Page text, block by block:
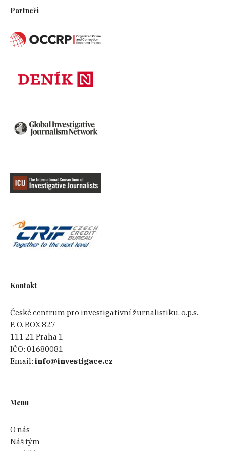
Partneři
Kontakt
České centrum pro investigativní žurnalistiku, o.p.s.
P. O. BOX 827
111 21 Praha 1
IČO:01680081
Email:info@investigace.cz
Menu
O nás
Náš tým